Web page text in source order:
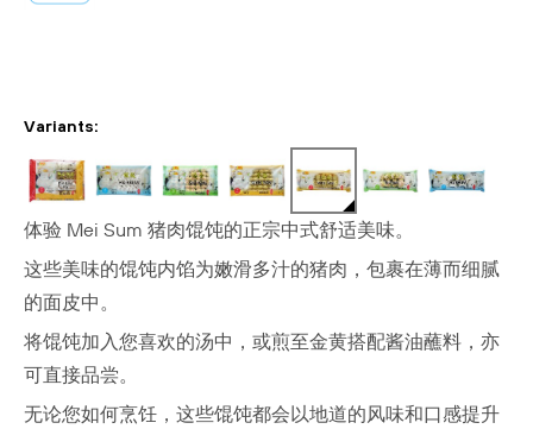
Variants:
体验 Mei Sum 猪肉馄饨的正宗中式舒适美味。
这些美味的馄饨内馅为嫩滑多汁的猪肉，包裹在薄而细腻
的面皮中。
将馄饨加入您喜欢的汤中，或煎至金黄搭配酱油蘸料，亦
可直接品尝。
无论您如何烹饪，这些馄饨都会以地道的风味和口感提升